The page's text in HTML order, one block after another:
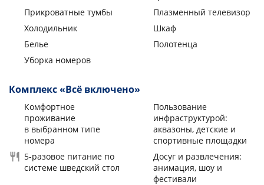
Прикроватные тумбы
Плазменный телевизор
Холодильник
Шкаф
Белье
Полотенца
Уборка номеров
Комплекс «Всё включено»
Комфортное
проживание
в выбранном типе
номера
Пользование
инфраструктурой:
аквазоны, детские и
спортивные площадки
5-разовое питание по
системе шведский стол
Досуг и развлечения:
анимация, шоу и
фестивали